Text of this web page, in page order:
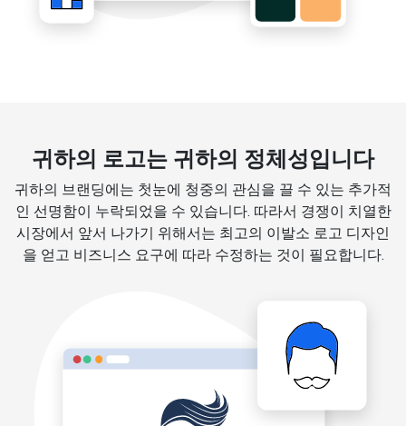
귀하의 로고는 귀하의 정체성입니다
귀하의 브랜딩에는 첫눈에 청중의 관심을 끌 수 있는 추가적
인 선명함이 누락되었을 수 있습니다. 따라서 경쟁이 치열한
시장에서 앞서 나가기 위해서는 최고의 이발소 로고 디자인
을 얻고 비즈니스 요구에 따라 수정하는 것이 필요합니다.